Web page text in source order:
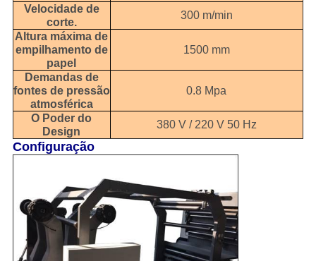
Velocidade de
corte.
300 m/min
Altura máxima de
empilhamento de
papel
1500 mm
Demandas de
fontes de pressão
atmosférica
0.8 Mpa
O Poder do
Design
380 V / 220 V 50 Hz
Configuração